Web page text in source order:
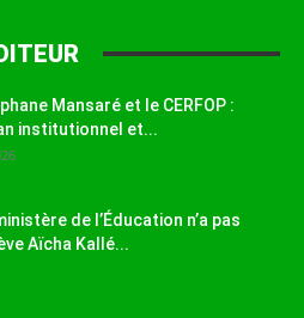
Mansaré et le CERFOP :
institutionnel et...
de l’Éducation n’a pas
Aïcha Kallé...